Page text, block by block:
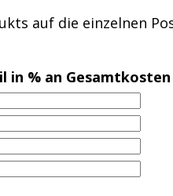
auf die einzelnen
in % an Gesamtkosten